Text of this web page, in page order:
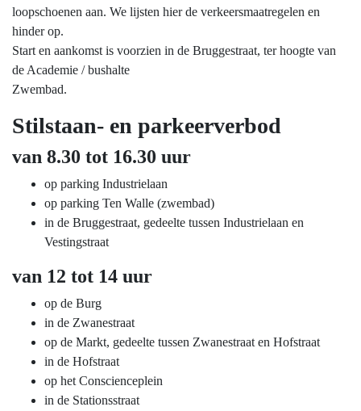
loopschoenen aan. We lijsten hier de verkeersmaatregelen en
hinder op.
Start en aankomst is voorzien in de Bruggestraat, ter hoogte van
de Academie / bushalte
Zwembad.
Stilstaan- en parkeerverbod
van 8.30 tot 16.30 uur
op parking Industrielaan
op parking Ten Walle (zwembad)
in de Bruggestraat, gedeelte tussen Industrielaan en
Vestingstraat
van 12 tot 14 uur
op de Burg
in de Zwanestraat
op de Markt, gedeelte tussen Zwanestraat en Hofstraat
in de Hofstraat
op het Conscienceplein
in de Stationsstraat